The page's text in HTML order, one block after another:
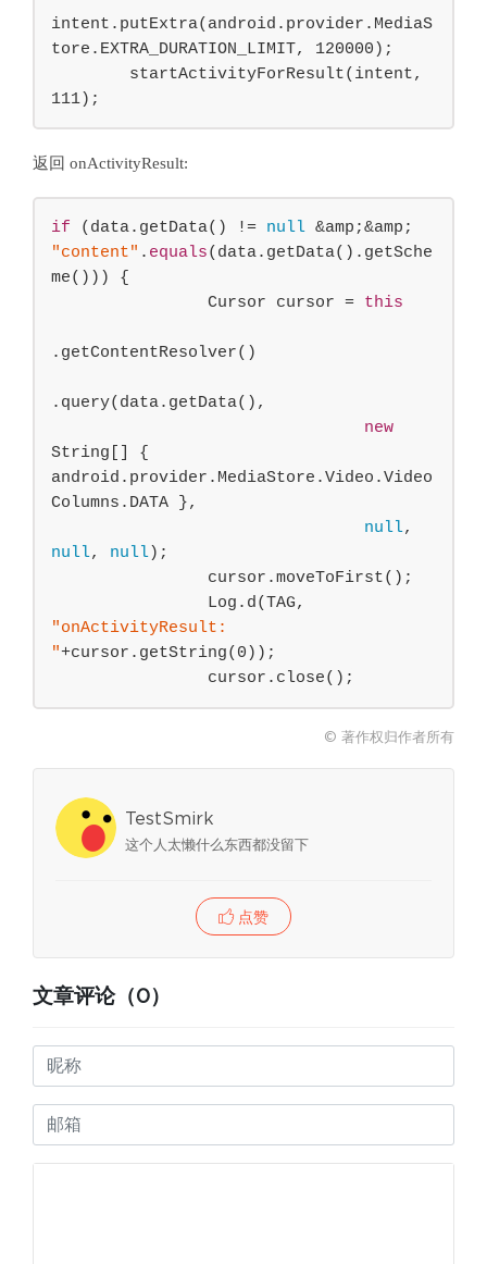
intent.putExtra(android.provider.MediaS
tore.EXTRA_DURATION_LIMIT, 120000);
111);
返回 onActivityResult:
if (data.getData() != null
"content" . equals(data.getData().getSche
me())) {
                Cursor cursor =
this
.getContentResolver()
.query(data.getData(),
new
String[] {
android.provider.MediaStore.Video.Video
Columns.DATA },
null
null, null);
"onActivityResult:
"+cursor.getString(0));
                cursor.close();
© 著作权归作者所有
TestSmirk
这个人太懒什么东西都没留下
点赞
文章评论（0）